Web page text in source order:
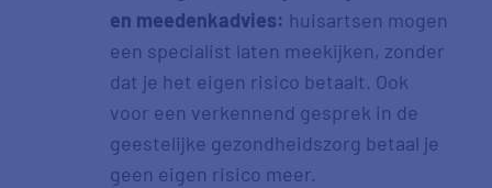
en meedenkadvies: huisartsen mogen
een specialist laten meekijken, zonder
dat je het eigen risico betaalt. Ook
voor een verkennend gesprek in de
geestelijke gezondheidszorg betaal je
geen eigen risico meer.